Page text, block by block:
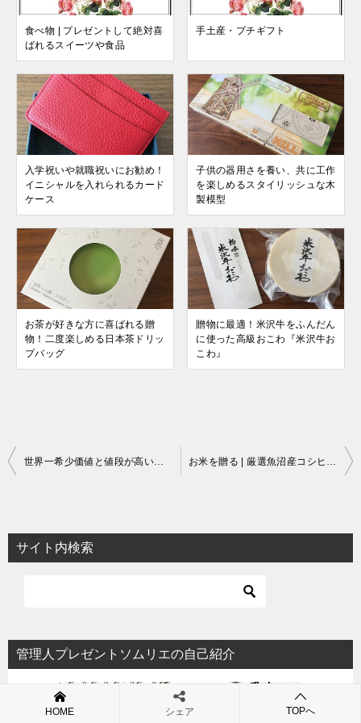
食べ物 | プレゼントして絶対喜
ばれるスイーツや食品
手土産・プチギフト
入学祝いや就職祝いにお勧め！
イニシャルを入れられるカード
ケース
子供の器用さを養い、共に工作
を楽しめるスタイリッシュな木
製模型
お茶が好きな方に喜ばれる贈
物！二度楽しめる日本茶ドリッ
プバッグ
贈物に最適！米沢牛をふんだん
に使った高級おこわ『米沢牛お
こわ』
投
ビ
ゲ
ョ
ン
サイト内検索
管理人プレゼントソムリエの自己紹介
HOME シェア TOPへ